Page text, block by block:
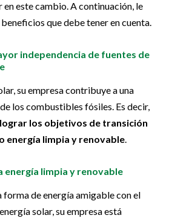
en este cambio. A continuación, le
que debe tener en cuenta.
independencia de fuentes de
su empresa contribuye a una
los combustibles fósiles. Es decir,
los objetivos de transición
energía limpia y renovable.
energía limpia y renovable
forma de energía amigable con el
solar, su empresa está